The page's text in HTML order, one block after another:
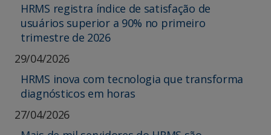
HRMS registra índice de satisfação de
usuários superior a 90% no primeiro
trimestre de 2026
29/04/2026
HRMS inova com tecnologia que transforma
diagnósticos em horas
27/04/2026